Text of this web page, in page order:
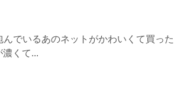
でいるあのネットがかわいくて買った
くて...